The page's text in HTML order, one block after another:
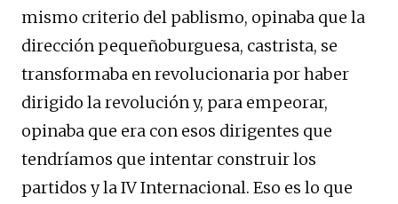
mismo criterio del pablismo, opinaba que la
dirección pequeñoburguesa, castrista, se
transformaba en revolucionaria por haber
dirigido la revolución y, para empeorar,
opinaba que era con esos dirigentes que
tendríamos que intentar construir los
partidos y la IV Internacional. Eso es lo que